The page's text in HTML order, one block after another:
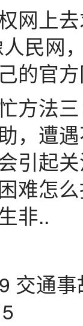
网上
人民网
的官
方法
，遭
引起
难怎
非..
交通